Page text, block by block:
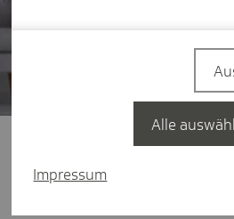
Frau Kauß, warum ist aus
digitale Plattform sinnvoll und
quo zum Thema Selbsthilfe in
Impressum
Alle